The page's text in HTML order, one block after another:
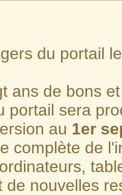
du portail
ans de bons
portail sera
au 1er
complète de
de nouvelles